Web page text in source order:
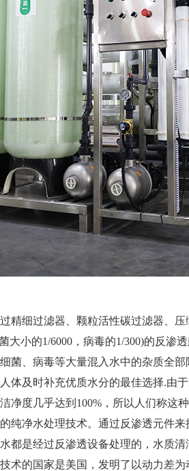
细过滤器、颗粒活性碳过滤器、压
大小的1/6000，病毒的1/300)的反渗
菌、病毒等大量混入水中的杂质全
体及时补充优质水分的最佳选择.由
净度几乎达到100%，所以人们称这
净水处理技术。通过反渗透元件来
都是经过反渗透设备处理的，水质清
的国家是美国，发明了以动力差为